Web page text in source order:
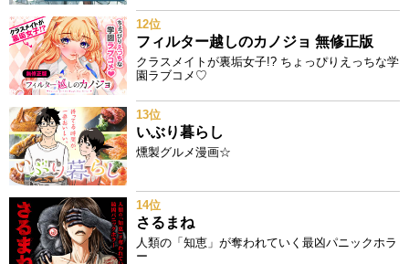
12位
フィルター越しのカノジョ 無修正版
クラスメイトが裏垢女子!? ちょっぴりえっちな学
園ラブコメ♡
13位
いぶり暮らし
燻製グルメ漫画☆
14位
さるまね
人類の「知恵」が奪われていく最凶パニックホラ
ー